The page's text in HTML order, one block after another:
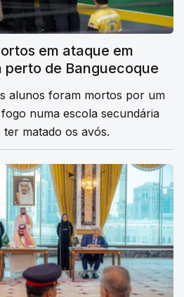
em ataque em
perto de Banguecoque
alunos foram mortos por um
numa escola secundária
ter matado os avós.